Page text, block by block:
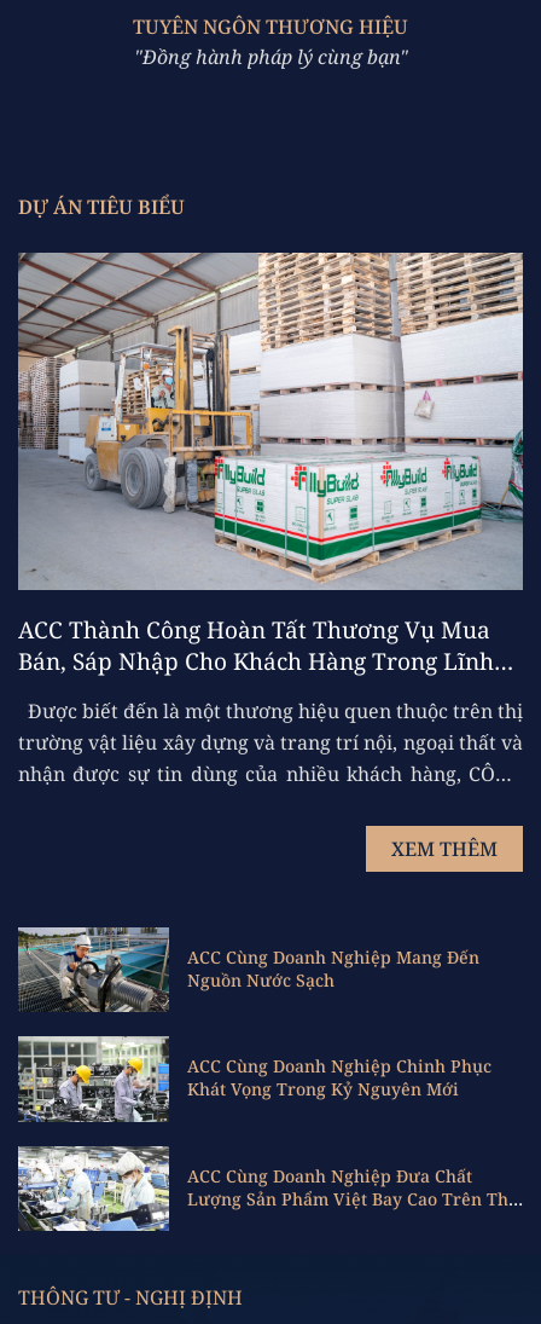
TUYÊN NGÔN THƯƠNG HIỆU
"Đồng hành pháp lý cùng bạn"
DỰ ÁN TIÊU BIỂU
ACC Thành Công Hoàn Tất Thương Vụ Mua
Bán, Sáp Nhập Cho Khách Hàng Trong Lĩnh
Được biết đến là một thương hiệu quen thuộc trên thị
trường vật liệu xây dựng và trang trí nội, ngoại thất và
nhận được sự tin dùng của nhiều khách hàng, CÔNG
cái tên xa lạ trong ngành xây dựng tại Việt Nam. Với sự
lớn mạnh phát triển từng ngày, sản phẩm của
miền Nam trải dài từ Bình Thuận, Đắk Nông, Lâm
Đồng cho đến Cà Mau. Sự lớn mạnh của ALLYBUILD
không chỉ dừng lại ở các sản phẩm được phủ ...
XEM THÊM
ACC Cùng Doanh Nghiệp Mang Đến
Nguồn Nước Sạch
ACC Cùng Doanh Nghiệp Chinh Phục
Khát Vọng Trong Kỷ Nguyên Mới
ACC Cùng Doanh Nghiệp Đưa Chất
Lượng Sản Phẩm Việt Bay Cao Trên Thị
THÔNG TƯ - NGHỊ ĐỊNH